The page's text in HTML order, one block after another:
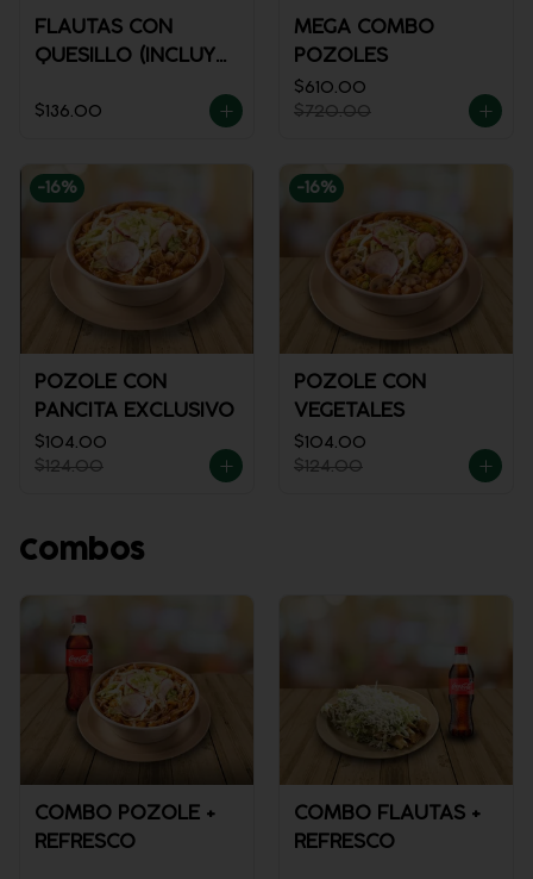
FLAUTAS CON
QUESILLO (INCLUYE
SALSA)
$136.00
MEGA COMBO
POZOLES
$610.00
$720.00
-16%
POZOLE CON
PANCITA EXCLUSIVO
$104.00
$124.00
-16%
POZOLE CON
VEGETALES
$104.00
$124.00
Combos
COMBO POZOLE +
REFRESCO
COMBO FLAUTAS +
REFRESCO